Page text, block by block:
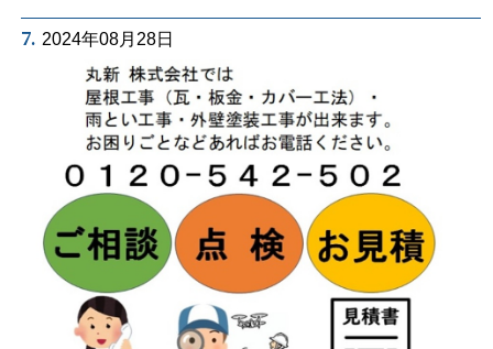
7. 2024年08月28日